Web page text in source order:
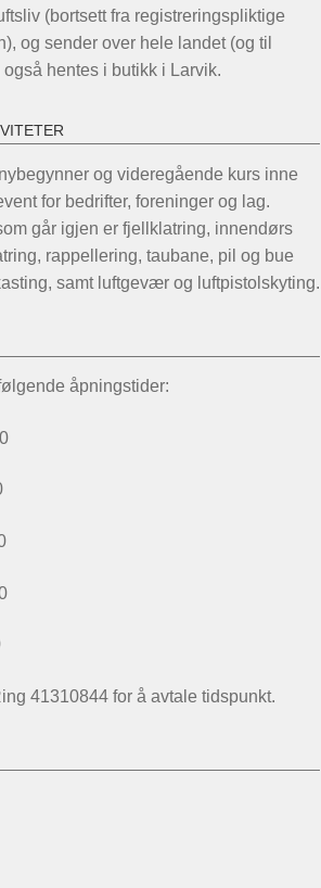
(bortsett fra registreringspliktige
og sender over hele landet (og til
hentes i butikk i Larvik.
og videregående kurs inne
for bedrifter, foreninger og lag.
går igjen er fjellklatring, innendørs
rappellering, taubane, pil og bue
samt luftgevær og luftpistolskyting.
åpningstider:
41310844 for å avtale tidspunkt.